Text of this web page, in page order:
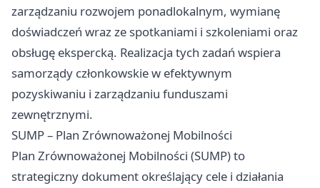
zarządzaniu rozwojem ponadlokalnym, wymianę
doświadczeń wraz ze spotkaniami i szkoleniami oraz
obsługę ekspercką. Realizacja tych zadań wspiera
samorządy członkowskie w efektywnym
pozyskiwaniu i zarządzaniu funduszami
zewnętrznymi.
SUMP – Plan Zrównoważonej Mobilności
Plan Zrównoważonej Mobilności (SUMP) to
strategiczny dokument określający cele i działania